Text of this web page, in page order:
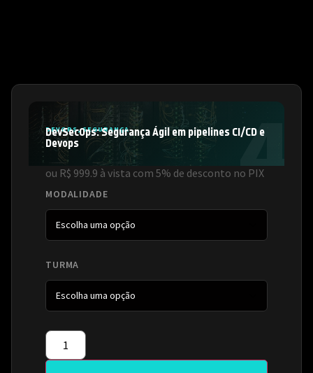
DEVOPS,SEGURANÇA
DevSecOps: Segurança Ágil em pipelines CI/CD e
Devops
ou R$ 999.9 à vista com 5% de desconto no PIX
MODALIDADE
TURMA